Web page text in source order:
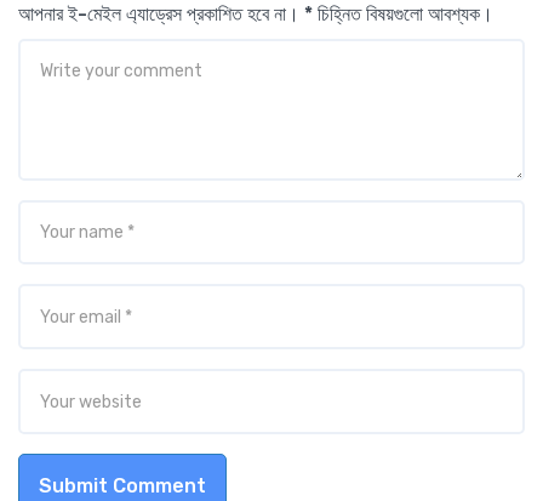
আপনার ই-মেইল এ্যাড্রেস প্রকাশিত হবে না। * চিহ্নিত বিষয়গুলো আবশ্যক।
Submit Comment